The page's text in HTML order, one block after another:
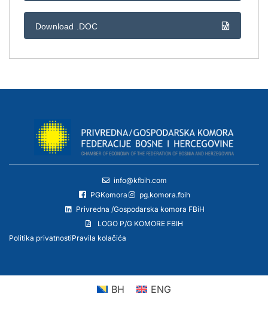
Download .DOC
info@kfbih.com
PGKomora
pg.komora.fbih
Privredna /Gospodarska komora FBiH
LOGO P/G KOMORE FBIH
Politika privatnostiPravila kolačića
BH ENG